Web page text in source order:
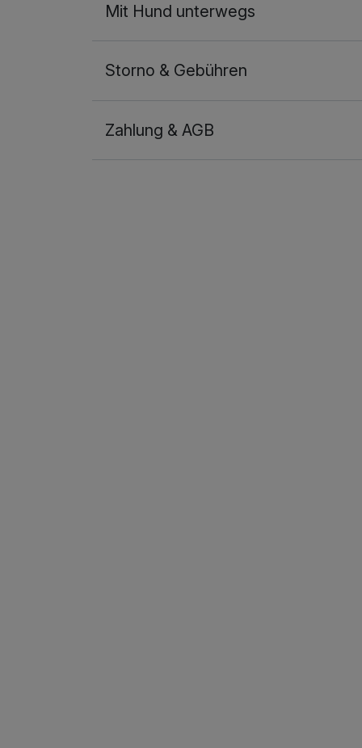
Scen Tao Hot Stone
Mit Hund unterwegs
Storno & Gebühren
Zahlung & AGB